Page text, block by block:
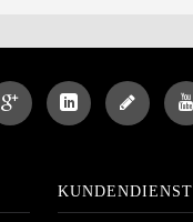
KUNDENDIENST